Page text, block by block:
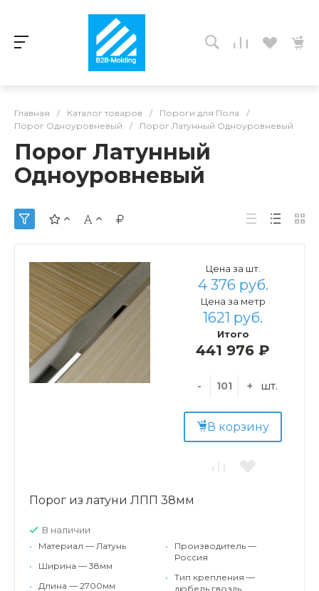
Главная / Каталог товаров / Пороги для Пола
/
Порог Одноуровневый
/ Порог Латунный Одноуровневый
Порог Латунный
Одноуровневый
Цена за шт.
4 376 руб.
Цена за метр
1621 руб.
Итого
441 976 ₽
- + шт.
В корзину
Порог из латуни ЛПП 38мм
В наличии
•
Материал — Латунь
•
Ширина — 38мм
•
Длина — 2700мм
•
Производитель —
Россия
•
Тип крепления —
дюбель гвоздь